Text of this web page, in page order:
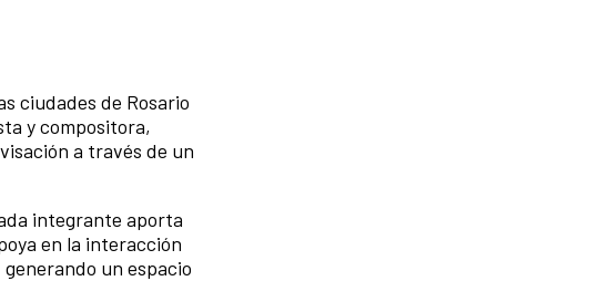
ciudades de Rosario
y compositora,
a través de un
integrante aporta
en la interacción
un espacio